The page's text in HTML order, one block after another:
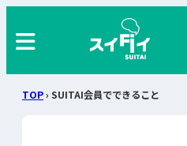
TOP› SUITAI会員でできること